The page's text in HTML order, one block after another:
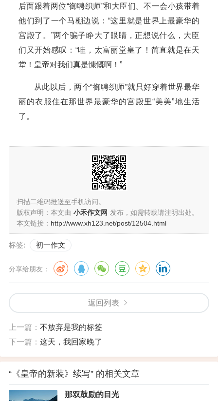
后面跟着两位“御聘织师”和大臣们。不一会小孩带着
他们到了一个马棚边说：“这里就是世界上最豪华的
宫殿了。”两个骗子睁大了眼睛，正想说什么，大臣
们又开始感叹：“哇，太富丽堂皇了！简直就是在天
堂！皇帝对我们真是慷慨啊！”
从此以后，两个“御聘织师”就只好穿着世界最华
丽的衣服住在那世界最豪华的宫殿里“美美”地生活
了。
扫描二维码推送至手机访问。
版权声明：本文由 小禾作文网 发布，如需转载请注明出处。
本文链接： http://www.xh123.net/post/12504.html
标签: 初一作文
分享给朋友：
返回列表
上一篇： 不放弃是我的标签
下一篇： 这天，我回家晚了
“《皇帝的新装》续写” 的相关文章
那双鼓励的目光